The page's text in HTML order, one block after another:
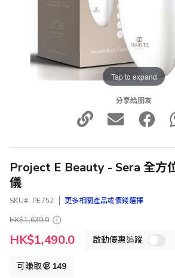
Tap to expand
分享給朋友
Project E Beauty - Sera 全方
儀
SKU PE752
更多相關產品或價錢選擇
HK$1,639.0
特
殊
HK$1,490.0 啟動優惠追蹤
可賺取 149